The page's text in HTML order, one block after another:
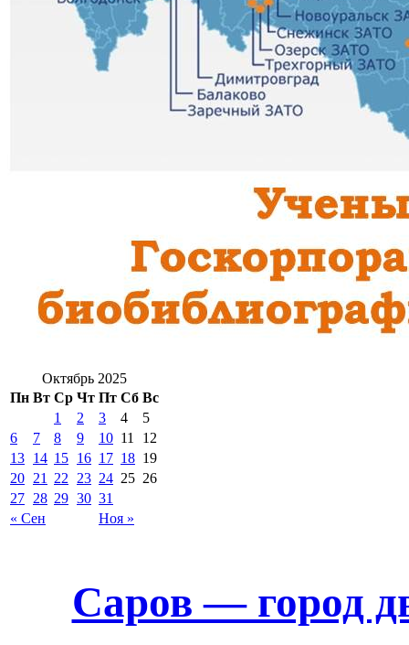
Октябрь 2025
Пн Вт Ср Чт Пт Сб Вс
« Сен Ноя »
1 2 3 4
5
6
7 8 9 10 11
12
13 14 15 16 17 18 19
20 21 22 23 24 25 26
27 28 29 30 31
Саров — город